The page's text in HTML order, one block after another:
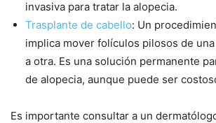
invasiva para tratar la alopecia.
Trasplante de cabello: Un
implica mover folículos pilosos de
a otra. Es una solución permanente
de alopecia, aunque puede ser
Es importante consultar a un